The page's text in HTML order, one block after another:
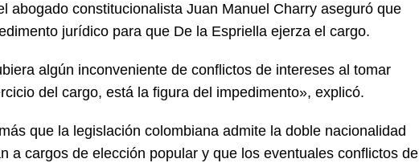
abogado constitucionalista Juan Manuel Charry aseguró que
jurídico para que De la Espriella ejerza el cargo.
algún inconveniente de conflictos de intereses al tomar
del cargo, está la figura del impedimento», explicó.
que la legislación colombiana admite la doble nacionalidad
a cargos de elección popular y que los eventuales conflictos de